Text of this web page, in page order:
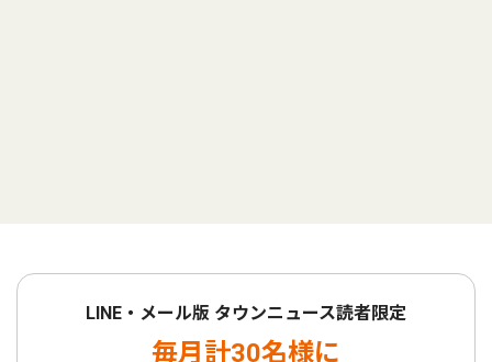
LINE・メール版 タウンニュース読者限定
毎月計30名様に